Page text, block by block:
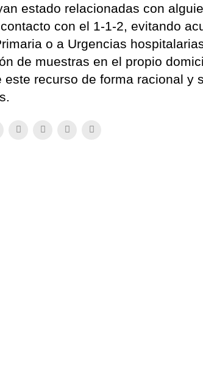
estado relacionadas con
con el 1-1-2, evitando
o a Urgencias
de muestras en el propio
este recurso de forma racional y